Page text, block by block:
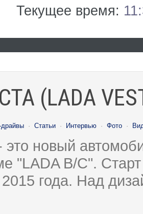
Текущее время:
(LADA
драйвы · Статьи · Интервью · Фото ·
это новый
"LADA B/C".
года. Над